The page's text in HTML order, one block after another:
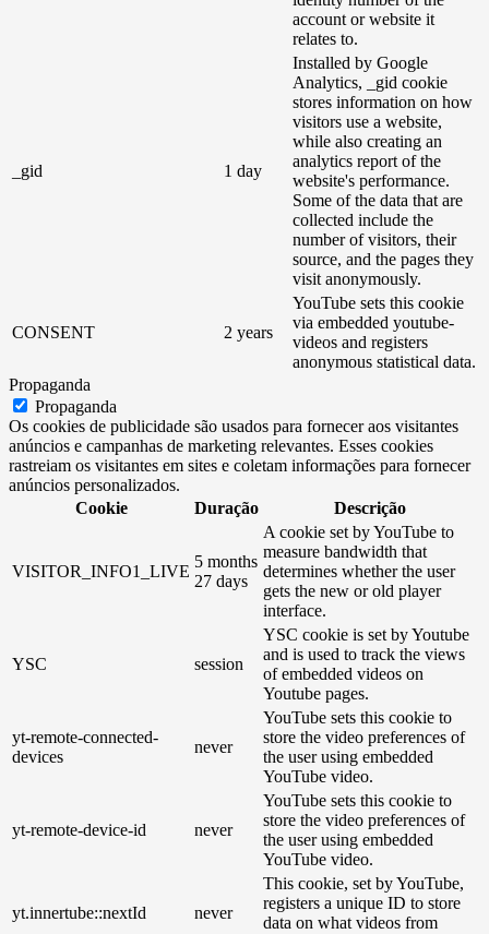
account or website it
relates to.
_gid 1 day
Installed by Google
Analytics, _gid cookie
stores information on how
visitors use a website,
while also creating an
analytics report of the
website's performance.
Some of the data that are
collected include the
number of visitors, their
source, and the pages they
visit anonymously.
CONSENT 2 years
YouTube sets this cookie
via embedded youtube-
videos and registers
anonymous statistical data.
Propaganda
Propaganda
Os cookies de publicidade são usados ​​para fornecer aos visitantes
anúncios e campanhas de marketing relevantes. Esses cookies
rastreiam os visitantes em sites e coletam informações para fornecer
anúncios personalizados.
Cookie
Duração Descrição
VISITOR_INFO1_LIVE
5 months
27 days
A cookie set by YouTube to
measure bandwidth that
determines whether the user
gets the new or old player
interface.
YSC session
YSC cookie is set by Youtube
and is used to track the views
of embedded videos on
Youtube pages.
yt-remote-connected-
devices
never
YouTube sets this cookie to
store the video preferences of
the user using embedded
YouTube video.
yt-remote-device-id never
YouTube sets this cookie to
store the video preferences of
the user using embedded
YouTube video.
yt.innertube::nextId never
This cookie, set by YouTube,
registers a unique ID to store
data on what videos from